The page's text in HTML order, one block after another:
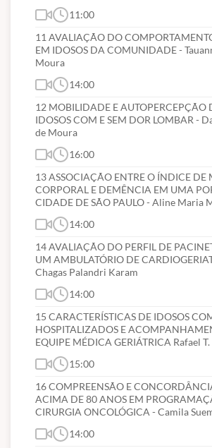
11:00
11 AVALIAÇÃO DO
EM IDOSOS DA COMUNIDADE -
Moura
14:00
12 MOBILIDADE E AUTOPERCEPÇÃO
IDOSOS COM E SEM DOR LOMBAR -
de Moura
16:00
13 ASSOCIAÇÃO ENTRE O ÍNDICE DE
CORPORAL E DEMÊNCIA EM UMA
CIDADE DE SÃO PAULO - Aline Maria
14:00
14 AVALIAÇÃO DO PERFIL DE
UM AMBULATÓRIO DE
Chagas Palandri Karam
14:00
15 CARACTERÍSTICAS DE IDOSOS
HOSPITALIZADOS E
EQUIPE MÉDICA GERIÁTRICA Rafael
15:00
16 COMPREENSÃO E
ACIMA DE 80 ANOS EM
CIRURGIA ONCOLÓGICA - Camila
14:00